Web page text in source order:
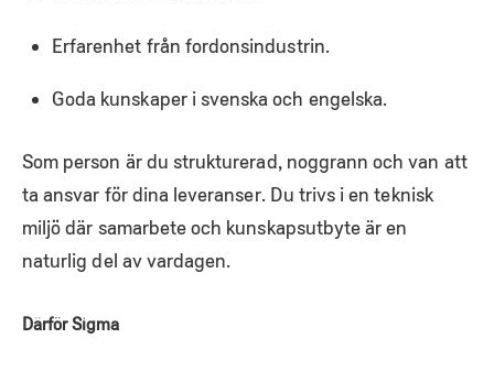
Erfarenhet från fordonsindustrin.
Goda kunskaper i svenska och engelska.
Som person är du strukturerad, noggrann och van att
ta ansvar för dina leveranser. Du trivs i en teknisk
miljö där samarbete och kunskapsutbyte är en
naturlig del av vardagen.
Därför Sigma